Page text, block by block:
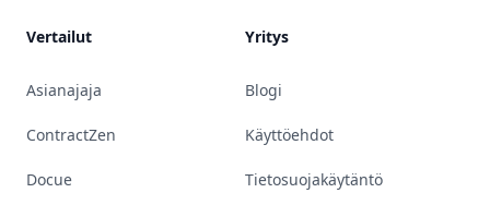
Vertailut
Asianajaja
ContractZen
Docue
Yritys
Blogi
Käyttöehdot
Tietosuojakäytäntö